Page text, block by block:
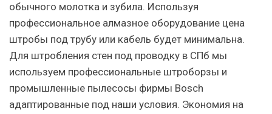
обычного молотка и зубила. Используя
профессиональное алмазное оборудование цена
штробы под трубу или кабель будет минимальна.
Для штробления стен под проводку в СПб мы
используем профессиональные штроборзы и
промышленные пылесосы фирмы Bosch
адаптированные под наши условия. Экономия на